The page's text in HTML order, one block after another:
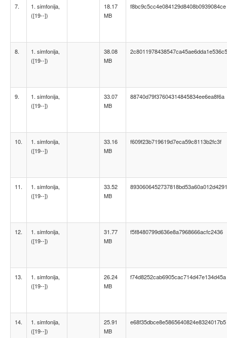
7.
1. simfonija,
([19--])
18.17
MB
f8bc9c5cc4e084129d8408b0939084ce
8.
1. simfonija,
([19--])
38.08
MB
2c8011978438547ca45ae6dda1e536c5
9.
1. simfonija,
([19--])
33.07
MB
88740d79f37604314845834ee6ea8f6a
10.
1. simfonija,
([19--])
33.16
MB
f609f23b719619d7eca59c8113b2fc3f
11.
1. simfonija,
([19--])
33.52
MB
8930606452737818bd53a60a012d4291
12.
1. simfonija,
([19--])
31.77
MB
f5f8480799d636e8a7968666acfc2436
13.
1. simfonija,
([19--])
26.24
MB
f74d8252cab6905cac714d47e134d45a
14.
1. simfonija,
([19--])
25.91
MB
e68f35dbce8e5865640824e8324017b5